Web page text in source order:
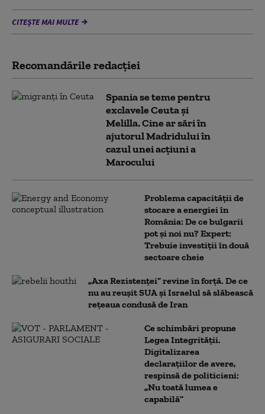
CITEȘTE MAI MULTE
Recomandările redacţiei
Spania se teme pentru
exclavele Ceuta și
Melilla. Cine ar sări în
ajutorul Madridului în
cazul unei acțiuni a
Marocului
Problema capacității de
stocare a energiei în
România: De ce bulgarii
pot și noi nu? Expert:
Trebuie investiții în două
sectoare cheie
„Axa Rezistenței” revine în forță. De ce
nu au reușit SUA și Israelul să slăbească
rețeaua condusă de Iran
Ce schimbări propune
Legea Integrității.
Digitalizarea
declarațiilor de avere,
respinsă de politicieni:
„Nu toată lumea e
capabilă”